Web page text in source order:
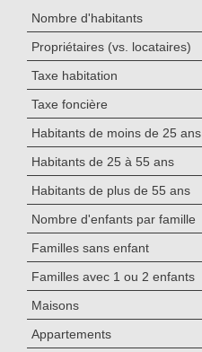
Nombre d'habitants
Propriétaires (vs. locataires)
Taxe habitation
Taxe foncière
Habitants de moins de 25 ans
Habitants de 25 à 55 ans
Habitants de plus de 55 ans
Nombre d'enfants par famille
Familles sans enfant
Familles avec 1 ou 2 enfants
Maisons
Appartements